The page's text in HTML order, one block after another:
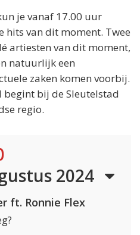
je vanaf 17.00 uur
hits van dit moment. Twee
artiesten van dit moment,
natuurlijk een
zaken komen voorbij.
bij de Sleutelstad
regio.
2024
ft. Ronnie Flex